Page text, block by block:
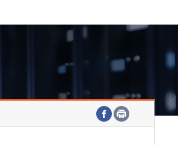
연구원 고객헌장
주요업무연락처